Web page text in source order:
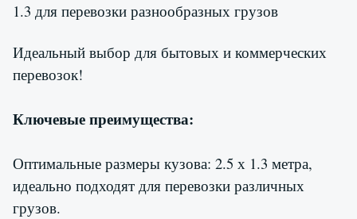
1.3 для перевозки разнообразных грузов
Идеальный выбор для бытовых и коммерческих
перевозок!
Ключевые преимущества:
Оптимальные размеры кузова: 2.5 х 1.3 метра,
идеально подходят для перевозки различных
грузов.